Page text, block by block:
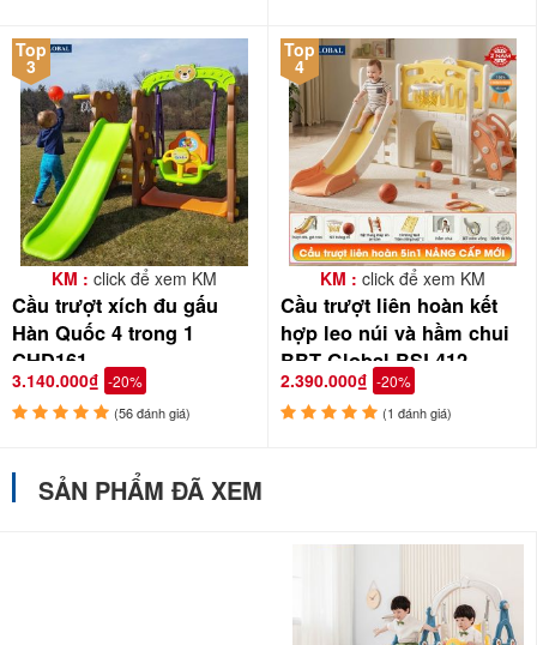
Top
3
KM : click để xem KM
Cầu trượt xích đu gấu
Hàn Quốc 4 trong 1
CHD161
3.140.000₫ -20%
(56 đánh giá)
Top
4
KM : click để xem KM
Cầu trượt liên hoàn kết
hợp leo núi và hầm chui
BBT Global BSL412
2.390.000₫ -20%
(1 đánh giá)
SẢN PHẨM ĐÃ XEM